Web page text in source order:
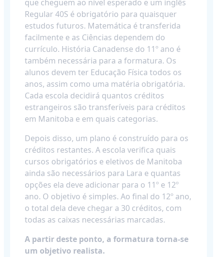
que cheguem ao nível esperado e um inglês
Regular 40S é obrigatório para quaisquer
estudos futuros. Matemática é transferida
facilmente e as Ciências dependem do
currículo. História Canadense do 11º ano é
também necessária para a formatura. Os
alunos devem ter Educação Física todos os
anos, assim como uma matéria obrigatória.
Cada escola decidirá quantos créditos
estrangeiros são transferíveis para créditos
em Manitoba e em quais categorias.
Depois disso, um plano é construído para os
créditos restantes. A escola verifica quais
cursos obrigatórios e eletivos de Manitoba
ainda são necessários para Lara e quantas
opções ela deve adicionar para o 11º e 12º
ano. O objetivo é simples. Ao final do 12º ano,
o total dela deve chegar a 30 créditos, com
todas as caixas necessárias marcadas.
A partir deste ponto, a formatura torna-se
um objetivo realista.